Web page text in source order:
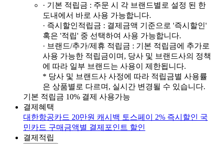
· 기본 적립금 : 주문 시 각 브랜드별로 설정 된 한
도내에서 바로 사용 가능합니다.
· 즉시할인적립금 : 결제금액 기준으로 '즉시할인'
혹은 '적립' 중 선택하여 사용 가능합니다.
· 브랜드/추가/제휴 적립금 : 기본 적립금에 추가로
사용 가능한 적립금이며, 당사 및 브랜드사의 정책
에 따라 일부 브랜드는 사용이 제한됩니다.
* 당사 및 브랜드사 사정에 따라 적립금별 사용률
은 상품별로 다르며, 실시간 변경될 수 있습니다.
기본 적립금 10% 결제 사용가능
결제혜택
대한항공카드 20만원 캐시백 토스페이 2% 즉시할인 국
민카드 구매금액별 결제포인트 할인
결제적립